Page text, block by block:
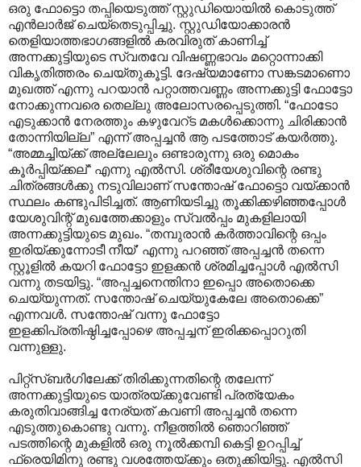
ഒരു ഫോട്ടൊ തപ്പിയെടുത്ത് സ്റ്റുഡിയൊയിൽ കൊടുത്ത്
എൻലാർജ് ചെയ്തെടുപ്പിച്ചു. സ്റ്റുഡിയോക്കാരൻ
തെളിയാത്തഭാഗങ്ങളിൽ കരവിരുത് കാണിച്ച്
അന്നക്കുട്ടിയുടെ സ്വതവേ വിഷണ്ണഭാവം മറ്റൊന്നാക്കി
വികൃതിത്തരം ചെയ്തുകൂട്ടി. ദേഷ്യമാണോ സങ്കടമാണൊ
മുഖത്ത് എന്നു പറയാൻ പറ്റാത്തവണ്ണം അന്നക്കുട്ടി ഫോട്ടോ
നോക്കുന്നവരെ തെല്ലു അലോസരപ്പെടുത്തി. “ഫോടോ
എടുക്കാൻ നേരത്തും കഴുവേറ്ട മകൾക്കൊന്നു ചിരിക്കാൻ
തോന്നിയില്ല” എന്ന് അപ്പച്ചൻ ആ പടത്തോട് കയർത്തു.
“അമ്മച്ചിയ്ക്ക് അല്ലേലും ഒണ്ടാരുന്നു ഒരു മൊകം
കൂർപ്പിയ്ക്കല്“ എന്നു എൽസി. ശ്രീയേശുവിന്റെ രണ്ടു
ചിത്രങ്ങൾക്കു നടുവിലാണ് സന്തോഷ് ഫോട്ടൊ വയ്ക്കാൻ
സ്ഥലം കണ്ടുപിടിച്ചത്. ആണിയടിച്ചു തൂക്കിക്കഴിഞ്ഞപ്പോൾ
യേശുവിന്റ് മുഖത്തേക്കാളും സ്വൽപ്പം മുകളിലായി
അന്നക്കുട്ടിയുടെ മുഖം. “തമ്പുരാൻ കർത്താവിന്റെ ഒപ്പം
ഇരിയ്ക്കുന്നോടീ നീയ്’ എന്നു പറഞ്ഞ് അപ്പച്ചൻ തന്നെ
സ്റ്റൂളിൽ കയറി ഫോട്ടോ ഇളക്കൻ ശ്രമിച്ചപ്പോൾ എൽസി
വന്നു തടയിട്ടു. “അപ്പച്ചനെന്തിനാ ഇപ്പൊ അതൊക്കെ
ചെയ്യുന്നത്. സന്തോഷ് ചെയ്യുകേലേ അതൊക്കെ”
എന്നവൾ. സന്തോഷ് വന്നു ഫോട്ടോ
ഇളക്കിപ്രതിഷ്ഠിച്ചപ്പോഴെ അപ്പച്ചന് ഇരിക്കപ്പൊറുതി
വന്നുള്ളു.
പിറ്റ്സ്ബർഗിലേക്ക് തിരിക്കുന്നതിന്റെ തലേന്ന്
അന്നക്കുട്ടിയുടെ യാത്രയ്ക്കുവേണ്ടി പ്രത്യേകം
കരുതിവാങ്ങിച്ച നേര്യത് കവണി അപ്പച്ചൻ തന്നെ
എടുത്തുകൊണ്ടു വന്നു. നീളത്തിൽ ഞൊറിഞ്ഞ്
പടത്തിന്റെ മുകളിൽ ഒരു നൂൽക്കമ്പി കെട്ടി ഉറപ്പിച്ച്
ഫ്രെയിമിനു രണ്ടു വശത്തേയ്ക്കും ഒതുക്കിയിട്ടു. എൽസി